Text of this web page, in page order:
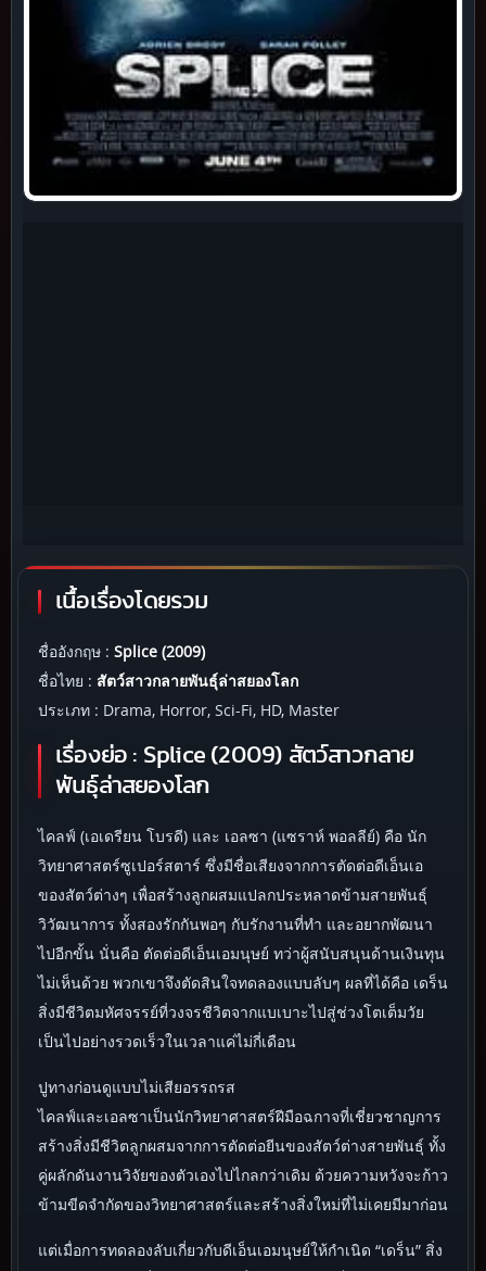
เนื้อเรื่องโดยรวม
ชื่ออังกฤษ : Splice (2009)
ชื่อไทย : สัตว์สาวกลายพันธุ์ล่าสยองโลก
ประเภท : Drama, Horror, Sci-Fi, HD, Master
เรื่องย่อ : Splice (2009) สัตว์สาวกลาย
พันธุ์ล่าสยองโลก
ไคลฟ์ (เอเดรียน โบรดี) และ เอลซา (แซราห์ พอลลีย์) คือ นัก
วิทยาศาสตร์ซูเปอร์สตาร์ ซึ่งมีชื่อเสียงจากการตัดต่อดีเอ็นเอ
ของสัตว์ต่างๆ เพื่อสร้างลูกผสมแปลกประหลาดข้ามสายพันธุ์
วิวัฒนาการ ทั้งสองรักกันพอๆ กับรักงานที่ทำ และอยากพัฒนา
ไปอีกขั้น นั่นคือ ตัดต่อดีเอ็นเอมนุษย์ ทว่าผู้สนับสนุนด้านเงินทุน
ไม่เห็นด้วย พวกเขาจึงตัดสินใจทดลองแบบลับๆ ผลที่ได้คือ เดร็น
สิ่งมีชีวิตมหัศจรรย์ที่วงจรชีวิตจากแบเบาะไปสู่ช่วงโตเต็มวัย
เป็นไปอย่างรวดเร็วในเวลาแค่ไม่กี่เดือน
ปูทางก่อนดูแบบไม่เสียอรรถรส
ไคลฟ์และเอลซาเป็นนักวิทยาศาสตร์ฝีมือฉกาจที่เชี่ยวชาญการ
สร้างสิ่งมีชีวิตลูกผสมจากการตัดต่อยีนของสัตว์ต่างสายพันธุ์ ทั้ง
คู่ผลักดันงานวิจัยของตัวเองไปไกลกว่าเดิม ด้วยความหวังจะก้าว
ข้ามขีดจำกัดของวิทยาศาสตร์และสร้างสิ่งใหม่ที่ไม่เคยมีมาก่อน
แต่เมื่อการทดลองลับเกี่ยวกับดีเอ็นเอมนุษย์ให้กำเนิด “เดร็น” สิ่ง